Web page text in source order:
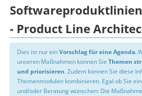
- Product Line
Dies ist nur einVorschlag für eine Agenda.
unseren Maßnahmen können Sie Themen
und priorisieren. Zudem können Sie diese
Themenmodulen kombinieren. Egal ob Sie
und/oder Beratung wünschen: Die